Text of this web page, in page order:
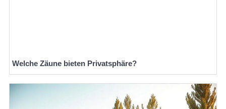
Welche Zäune bieten Privatsphäre?